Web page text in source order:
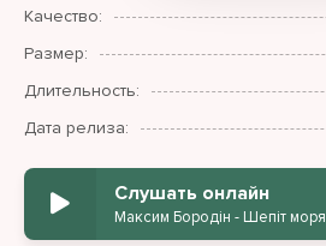
Качество:
Размер:
Длительность:
Дата релиза:
Слушать онлайн
Максим Бородін - Шепіт моря